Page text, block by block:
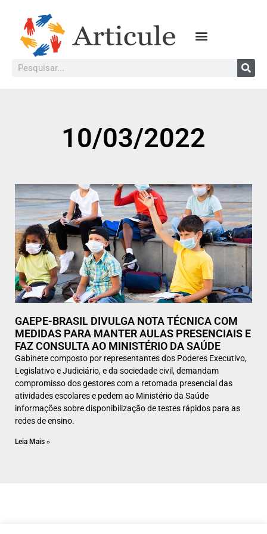
10/03/2022
GAEPE-BRASIL DIVULGA NOTA TÉCNICA COM
MEDIDAS PARA MANTER AULAS PRESENCIAIS E
FAZ CONSULTA AO MINISTÉRIO DA SAÚDE
Gabinete composto por representantes dos Poderes Executivo,
Legislativo e Judiciário, e da sociedade civil, demandam
compromisso dos gestores com a retomada presencial das
atividades escolares e pedem ao Ministério da Saúde
informações sobre disponibilização de testes rápidos para as
redes de ensino.
Leia Mais »